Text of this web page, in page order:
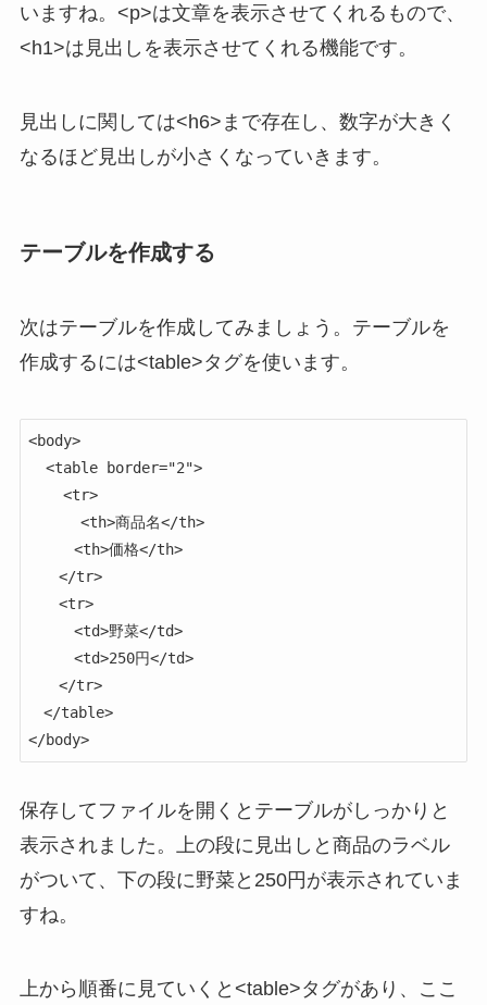
いますね。<p>は文章を表示させてくれるもので、
<h1>は見出しを表示させてくれる機能です。
見出しに関しては<h6>まで存在し、数字が大きく
なるほど見出しが小さくなっていきます。
テーブルを作成する
次はテーブルを作成してみましょう。テーブルを
作成するには<table>タグを使います。
<body>
<th>価格</th>
</tr>
<tr>
<td>野菜</td>
<td>250円</td>
</tr>
</table>
</body>
保存してファイルを開くとテーブルがしっかりと
表示されました。上の段に見出しと商品のラベル
がついて、下の段に野菜と250円が表示されていま
すね。
上から順番に見ていくと<table>タグがあり、ここ